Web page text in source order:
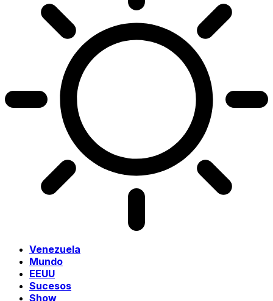
Venezuela
Mundo
EEUU
Sucesos
Show